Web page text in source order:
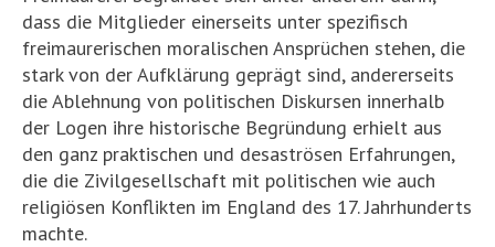
dass die Mitglieder einerseits unter spezifisch
freimaurerischen moralischen Ansprüchen stehen, die
stark von der Aufklärung geprägt sind, andererseits
die Ablehnung von politischen Diskursen innerhalb
der Logen ihre historische Begründung erhielt aus
den ganz praktischen und desaströsen Erfahrungen,
die die Zivilgesellschaft mit politischen wie auch
religiösen Konflikten im England des 17. Jahrhunderts
machte.